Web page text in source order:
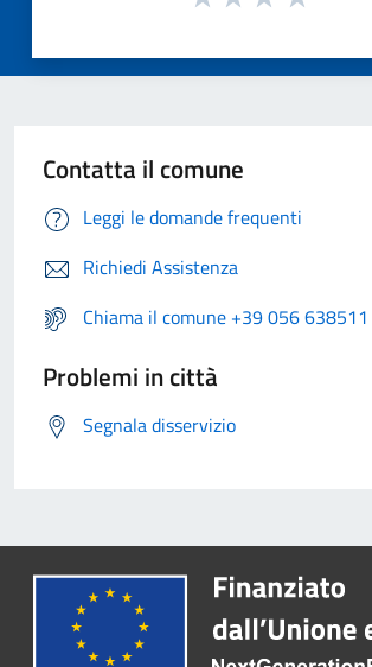
Contatta il comune
Leggi le domande frequenti
Richiedi Assistenza
Chiama il comune +39 056 638511
Problemi in città
Segnala disservizio